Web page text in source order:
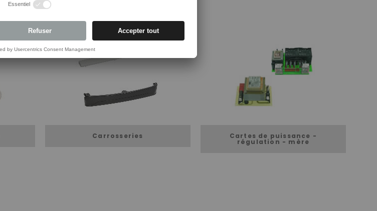
Carrosseries Cartes de puissance -
régulation - mère